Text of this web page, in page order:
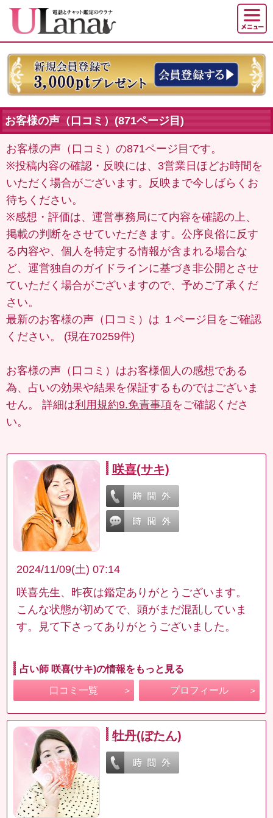
お客様の声（口コミ）(871ページ目)
お客様の声（口コミ）の871ページ目です。
※投稿内容の確認・反映には、3営業日ほどお時間を
いただく場合がございます。反映まで今しばらくお
待ちください。
※感想・評価は、運営事務局にて内容を確認の上、
掲載の判断をさせていただきます。公序良俗に反す
る内容や、個人を特定する情報が含まれる場合な
ど、運営独自のガイドラインに基づき非公開とさせ
ていただく場合がございますので、予めご了承くだ
さい。
最新のお客様の声（口コミ）は １ページ目 をご確認
ください。 (現在70259件)
お客様の声（口コミ）はお客様個人の感想である
為、占いの効果や結果を保証するものではございま
せん。 詳細は利用規約9.免責事項をご確認くださ
い。
咲喜(サキ)
2024/11/09(土) 07:14
咲喜先生、昨夜は鑑定ありがとうございます。
こんな状態が初めてで、頭がまだ混乱していま
す。見て下さってありがとうございました。
占い師 咲喜(サキ)の情報をもっと見る
口コミ一覧 プロフィール
牡丹(ぼたん)